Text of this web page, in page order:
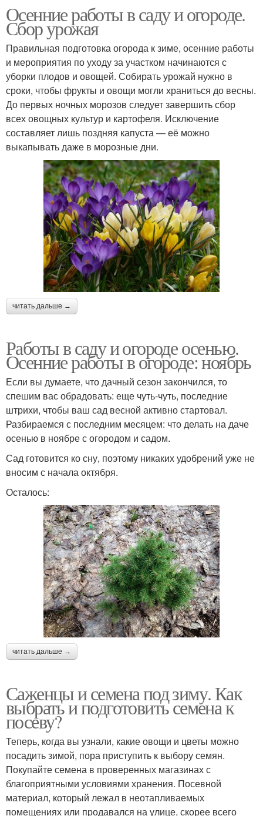
Осенние работы в саду и огороде.
Сбор урожая
Правильная подготовка огорода к зиме, осенние работы
и мероприятия по уходу за участком начинаются с
уборки плодов и овощей. Собирать урожай нужно в
сроки, чтобы фрукты и овощи могли храниться до весны.
До первых ночных морозов следует завершить сбор
всех овощных культур и картофеля. Исключение
составляет лишь поздняя капуста — её можно
выкапывать даже в морозные дни.
читать дальше →
Работы в саду и огороде осенью.
Осенние работы в огороде: ноябрь
Если вы думаете, что дачный сезон закончился, то
спешим вас обрадовать: еще чуть-чуть, последние
штрихи, чтобы ваш сад весной активно стартовал.
Разбираемся с последним месяцем: что делать на даче
осенью в ноябре с огородом и садом.
Сад готовится ко сну, поэтому никаких удобрений уже не
вносим с начала октября.
Осталось:
читать дальше →
Саженцы и семена под зиму. Как
выбрать и подготовить семена к
посеву?
Теперь, когда вы узнали, какие овощи и цветы можно
посадить зимой, пора приступить к выбору семян.
Покупайте семена в проверенных магазинах с
благоприятными условиями хранения. Посевной
материал, который лежал в неотапливаемых
помещениях или продавался на улице, скорее всего